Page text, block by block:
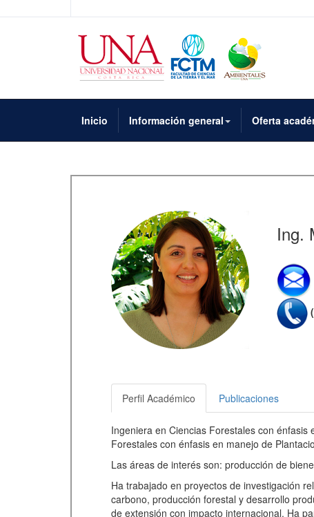
Inicio Información general Oferta